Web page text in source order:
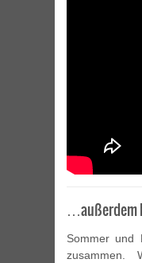
…außerdem
Sommer und